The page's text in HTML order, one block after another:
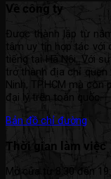
Về công ty
Được thành lập từ
tâm uy tín hợp tác với
tiếng tại Hà Nội. Với
trở thành địa chỉ quen
Ninh, TP.HCM mà
đại lý trên toàn quốc.
Bản đồ chỉ đường
Thời gian làm việc
Mở cửa từ 8:30 đến